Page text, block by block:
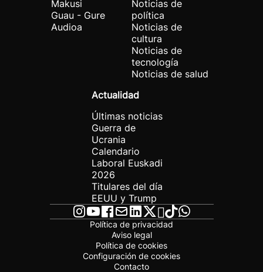
Makusi
Guau - Gure
Audioa
Noticias de
política
Noticias de
cultura
Noticias de
tecnología
Noticias de salud
Actualidad
Últimas noticias
Guerra de
Ucrania
Calendario
Laboral Euskadi
2026
Titulares del día
EEUU y Trump
Política de privacidad
Aviso legal
Política de cookies
Configuración de cookies
Contacto